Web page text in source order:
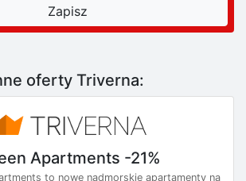
oferty Triverna:
Apartments -21%
to nowe nadmorskie apartamenty na